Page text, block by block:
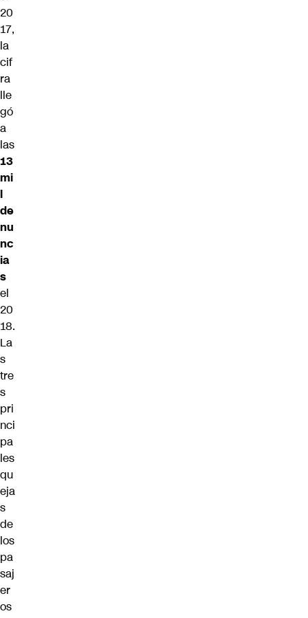
20
17,
la
cif
ra
lle
gó
a
las
13
mi
l
de
nu
nc
ia
s
el
20
18.
La
s
tre
s
pri
nci
pa
les
qu
eja
s
de
los
pa
saj
er
os